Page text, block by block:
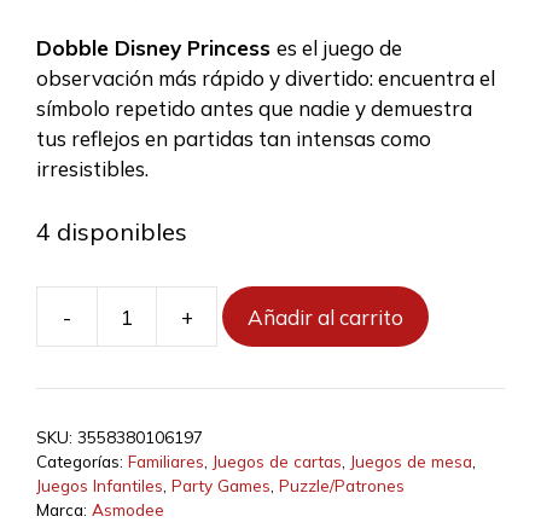
original
era:
16,99 €.
actual
es:
15,29 €.
Dobble Disney Princess es el juego de
observación más rápido y divertido: encuentra el
símbolo repetido antes que nadie y demuestra
tus reflejos en partidas tan intensas como
irresistibles.
4 disponibles
-
Dobble
Princess
+ Añadir al carrito
SKU: 3558380106197
Categorías: Familiares Juegos de cartas Juegos de mesa
Juegos Infantiles Party Games Puzzle/Patrones
Marca: Asmodee